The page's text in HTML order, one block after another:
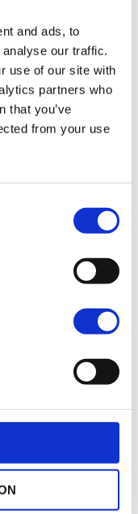
and ads, to
our traffic.
use of our site with
partners who
that you’ve
from your use
être remboursé.
avant